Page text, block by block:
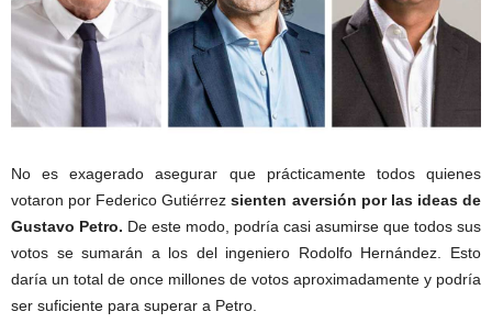
No es exagerado asegurar que prácticamente todos quienes
votaron por Federico Gutiérrezsienten aversión por las ideas de
Gustavo Petro. De este modo, podría casi asumirse que todos sus
votos se sumarán a los del ingeniero Rodolfo Hernández. Esto
daría un total de once millones de votos aproximadamente y podría
ser suficiente para superar a Petro.